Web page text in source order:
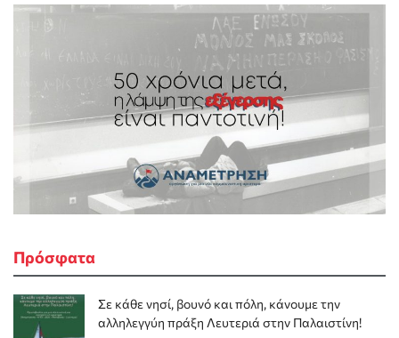
Πρόσφατα
Σε κάθε νησί, βουνό και πόλη, κάνουμε την
αλληλεγγύη πράξη Λευτεριά στην Παλαιστίνη!